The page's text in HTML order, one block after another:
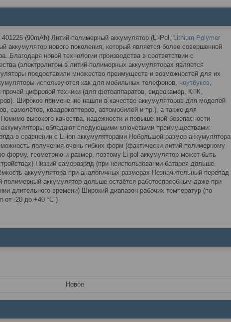
(90mAh) Литий-полимерный аккумулятор (Li-Pol, Lithium Polymer
аккумулятор нового поколения, который является более совершенной
Благодаря новой технологии производства в соответствии с
(электролитом в литий-полимерных аккумуляторах является
предоставили множество преимуществ и возможностей для их
используются как для мобильных телефонов, ноутбуков,
прочей цифровой техники (для фотоаппаратов, видеокамер, КПК,
Широкое применение нашли в качестве аккумуляторов для моделей
самолётов, квадрокоптеров, автомобилей и пр.), а также для
высокого качества, надежности и повышенной безопасности
аккумуляторы обладают следующими ключевыми преимуществами:
в сравнении с Li-ion аккумуляторами Небольшой размер аккумулятора
получения очень гибких форм (фактически литий-полимерному
форму, геометрию и размер, поэтому Li-pol аккумулятор может быть
Низкий саморазряд (при неиспользовании батарея дольше
аккумулятора при аналогичных размерах Незначительный перепад
полимерный аккумулятор дольше остаётся работоспособным даже при
длительного времени) Широкий диапазон рабочих температур (по
от -20 до +40 °C )
Новое